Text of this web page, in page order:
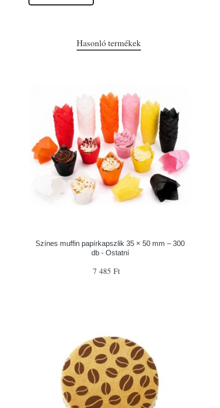
Hasonló termékek
Színes muffin papírkapszlik 35 × 50 mm – 300
db - Ostatní
7 485 Ft